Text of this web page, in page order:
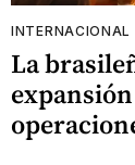
INTERNACIONAL
La